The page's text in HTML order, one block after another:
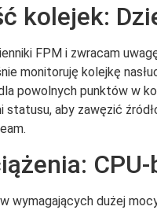
kolejek:
FPM i zwracam
monitoruję kolejkę
powolnych punktów w
aby zawęzić
wymagających dużej